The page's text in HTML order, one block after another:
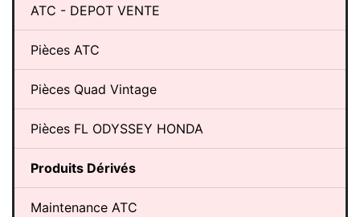
ATC - DEPOT VENTE
Pièces ATC
Pièces Quad Vintage
Pièces FL ODYSSEY HONDA
Produits Dérivés
Maintenance ATC